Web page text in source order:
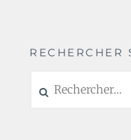
RECHERCHER